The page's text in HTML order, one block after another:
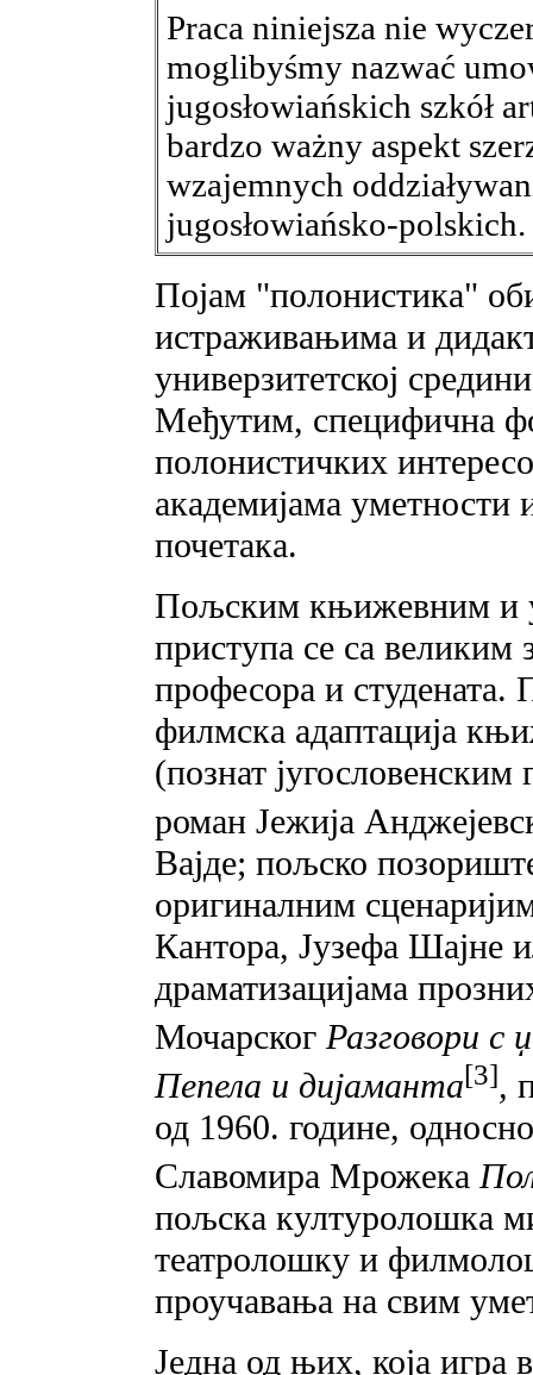
Praca niniejsza nie
moglibyśmy nazwać
jugosłowiańskich szkół
bardzo ważny aspekt
wzajemnych
jugosłowiańsko-polskich.
Појам "полонистика"
истраживањима и
универзитетској
Међутим, специфична
полонистичких
академијама
почетака.
Пољским књижевним и
приступа се ca
професора и
филмска адаптација
(познат
роман Јежија
Вајде; пољско
оригиналним
Кантора, Јузефа Шајне
драматизацијама
Мочарског Разговори c
Пепела и дијаманта[3],
од 1960. године,
Славомира Мрожека
пољска културолошка
театролошку и
проучавања на свим
Једна од њих, која игра